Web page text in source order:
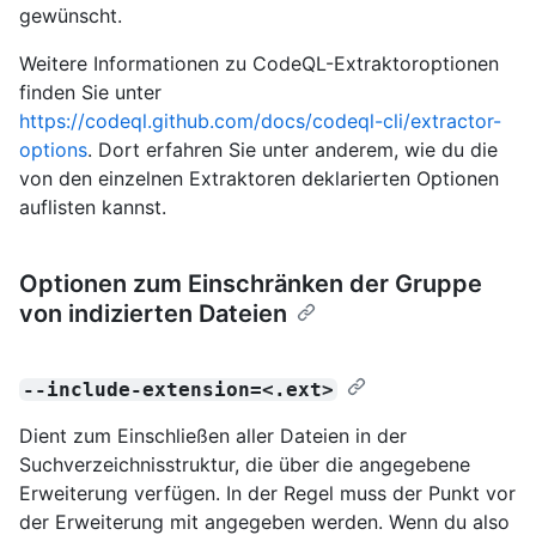
gewünscht.
Weitere Informationen zu CodeQL-Extraktoroptionen
finden Sie unter
https://codeql.github.com/docs/codeql-cli/extractor-
options. Dort erfahren Sie unter anderem, wie du die
von den einzelnen Extraktoren deklarierten Optionen
auflisten kannst.
Optionen zum Einschränken der Gruppe
von indizierten Dateien
--include-extension=<.ext>
Dient zum Einschließen aller Dateien in der
Suchverzeichnisstruktur, die über die angegebene
Erweiterung verfügen. In der Regel muss der Punkt vor
der Erweiterung mit angegeben werden. Wenn du also